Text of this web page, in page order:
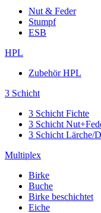
Nut & Feder
Stumpf
ESB
HPL
Zubehör HPL
3 Schicht
3 Schicht Fichte
3 Schicht
3 Schicht Lärche/
Multiplex
Birke
Buche
Birke beschichtet
Eiche